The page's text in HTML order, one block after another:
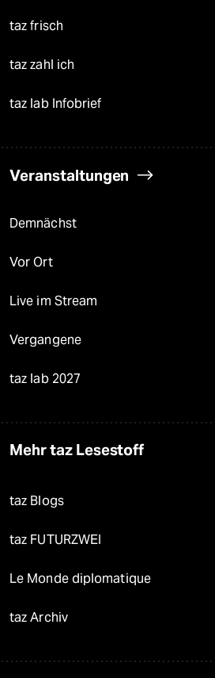
taz frisch
taz zahl ich
taz lab Infobrief
Veranstaltungen
Demnächst
Vor Ort
Live im Stream
Vergangene
taz lab 2027
Mehr taz Lesestoff
taz Blogs
taz FUTURZWEI
Le Monde diplomatique
taz Archiv